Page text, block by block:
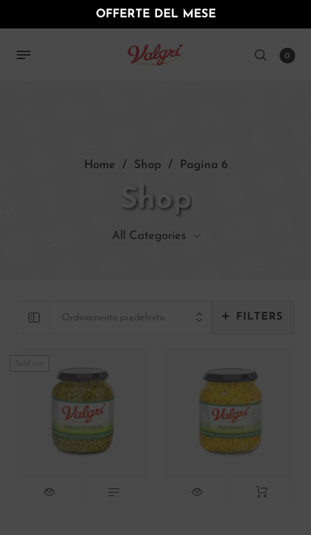
OFFERTE DEL MESE
0
Home / Shop / Pagina 6
Shop
All Categories
Linea Eccellenze e DOP
Linea Ho.Re.Ca
Offerte del mese 15
Ordinamento predefinito FILTERS